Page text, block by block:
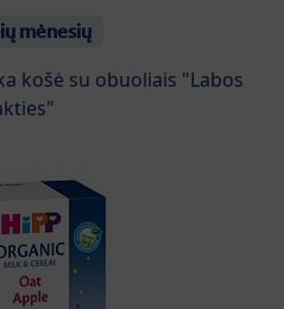
mėnesių
košė su obuoliais "Labos